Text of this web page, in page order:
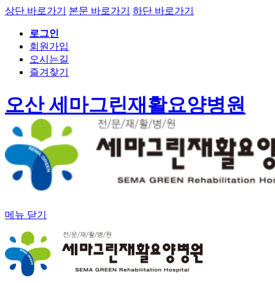
상단 바로가기 본문 바로가기 하단 바로가기
로그인
회원가입
오시는길
즐겨찾기
오산 세마그린재활요양병원
메뉴 닫기